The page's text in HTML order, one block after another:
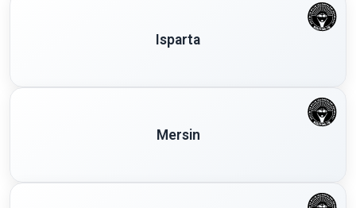
Isparta
Mersin